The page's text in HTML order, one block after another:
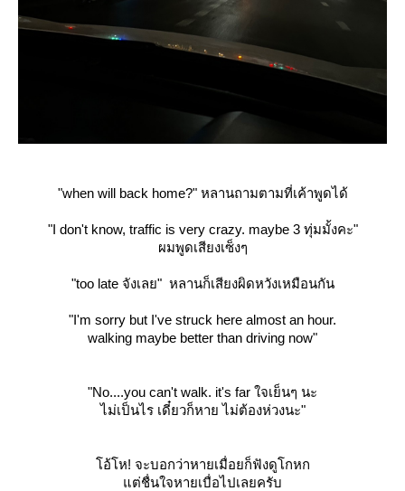
"when will back home?" หลานถามตามที่เค้าพูดได้
"I don't know, traffic is very crazy. maybe 3 ทุ่มมั้งคะ"
ผมพูดเสียงเซ็งๆ
"too late จังเลย" หลานก็เสียงผิดหวังเหมือนกัน
"I'm sorry but I've struck here almost an hour.
walking maybe better than driving now"
"No....you can't walk. it's far ใจเย็นๆ นะ
ไม่เป็นไร เดี๋ยวก็หาย ไม่ต้องห่วงนะ"
อ้โห! จะบอกว่าหายเมื่อยก็ฟังดูโกหก
ต่ชื่นใจหายเบื่อไปเลยครับ